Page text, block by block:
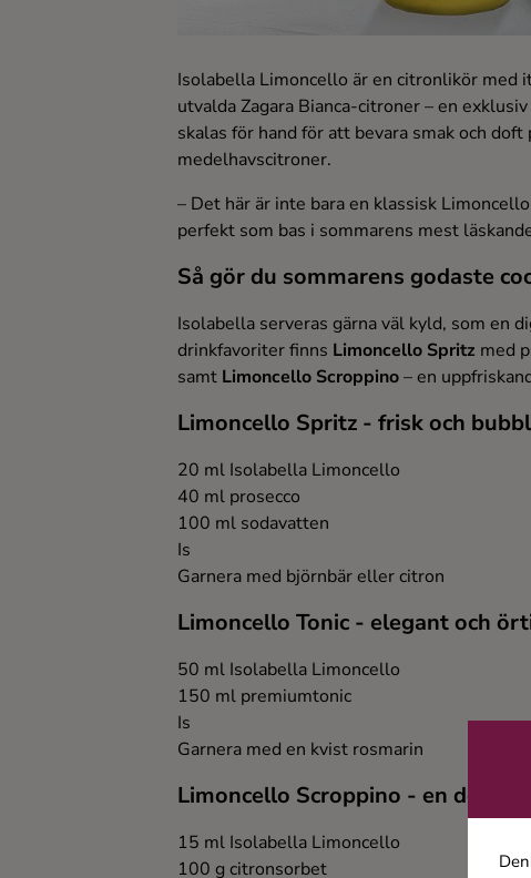
Isolabella Limoncello är en citronlikör med
utvalda Zagara Bianca-citroner – en
skalas för hand för att bevara smak och
medelhavscitroner.
– Det här är inte bara en klassisk
perfekt som bas i sommarens mest
Så gör du sommarens godaste
Isolabella serveras gärna väl kyld, som en
drinkfavoriter finns Limoncello Spritz med
samt Limoncello Scroppino– en
Limoncello Spritz - frisk och
20 ml Isolabella Limoncello
40 ml prosecco
100 ml sodavatten
Is
Garnera med björnbär eller citron
Limoncello Tonic - elegant och
50 ml Isolabella Limoncello
150 ml premiumtonic
Is
Garnera med en kvist rosmarin
Limoncello Scroppino - en
15 ml Isolabella Limoncello
100 g citronsorbet